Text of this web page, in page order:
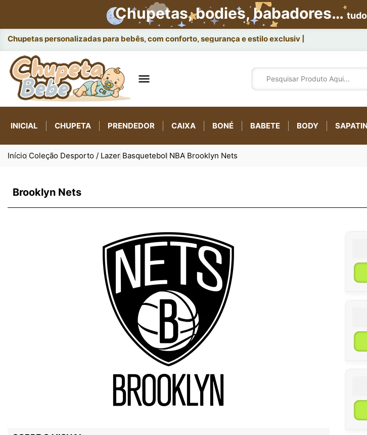
Chupetas, bodies, babadores…
Chupetas personalizadas para bebês, com conforto, segurança e estilo exclusivo.

INICIAL CHUPETA PRENDEDOR CAIXA BONÉ BABETE BODY
Início Coleção Desporto / Lazer Basquetebol NBA Brooklyn Nets
Brooklyn Nets